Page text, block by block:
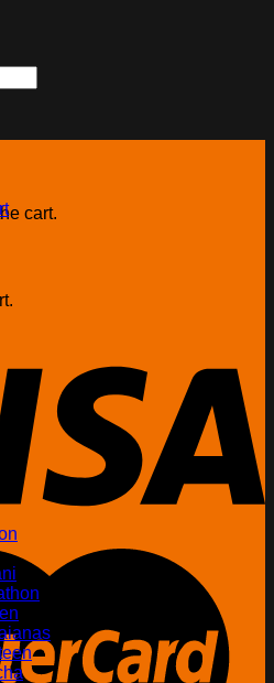
cart.